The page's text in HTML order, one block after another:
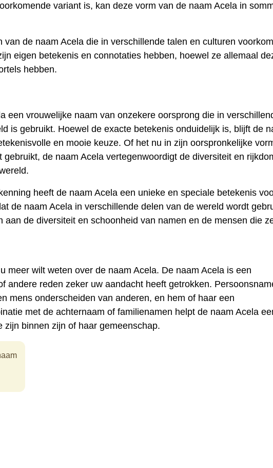
variant is, kan deze vorm van de naam Acela in
van de naam Acela die in verschillende talen en culturen
eigen betekenis en connotaties hebben, hoewel ze allemaal
hebben.
een vrouwelijke naam van onzekere oorsprong die in
is gebruikt. Hoewel de exacte betekenis onduidelijk is, blijft de
en mooie keuze. Of het nu in zijn oorspronkelijke
de naam Acela vertegenwoordigt de diversiteit en
heeft de naam Acela een unieke en speciale betekenis
de naam Acela in verschillende delen van de wereld wordt
aan de diversiteit en schoonheid van namen en de mensen die
meer wilt weten over de naam Acela. De naam Acela is een
andere reden zeker uw aandacht heeft getrokken.
mens onderscheiden van anderen, en hem of haar een
met de achternaam of familienamen helpt de naam Acela
zijn binnen zijn of haar gemeenschap.